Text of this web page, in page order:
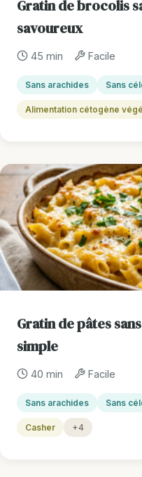
Gratin de brocolis
savoureux
45 min Facile
Sans arachides Sans
Alimentation cétogène
Gratin de pâtes
simple
40 min Facile
Sans arachides Sans
Casher +4